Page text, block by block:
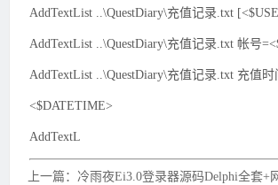
AddTextList ..\QuestDiary\充值记录.txt
AddTextList ..\QuestDiary\充值记录.txt 帐号
AddTextList ..\QuestDiary\充值记录.txt 充值时
<$DATETIME>
AddTextL
上一篇：冷雨夜Ei3.0登录器源码Delphi全套+